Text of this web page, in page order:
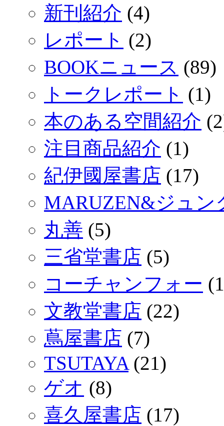
新刊紹介 (4)
レポート (2)
BOOKニュース (89)
トークレポート (1)
本のある空間紹介
注目商品紹介 (1)
紀伊國屋書店 (17)
MARUZEN&ジュン
丸善 (5)
三省堂書店 (5)
コーチャンフォー
文教堂書店 (22)
蔦屋書店 (7)
TSUTAYA(21)
ゲオ (8)
喜久屋書店 (17)